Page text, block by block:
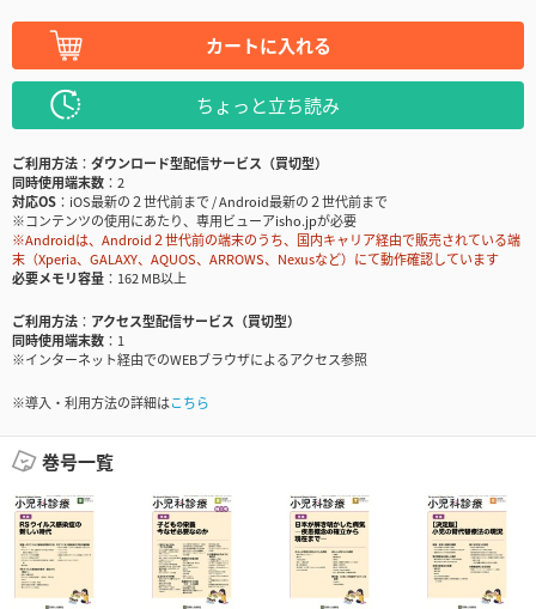
カートに入れる
ちょっと立ち読み
ご利用方法
ダウンロード型配信サービス（買切型）
同時使用端末数
2
対応OS
iOS最新の２世代前まで / Android最新の２世代前まで
※コンテンツの使用にあたり、専用ビューアisho.jpが必要
※Androidは、Android２世代前の端末のうち、国内キャリア経由で販売されている端
末（Xperia、GALAXY、AQUOS、ARROWS、Nexusなど）にて動作確認しています
必要メモリ容量
162 MB以上
ご利用方法
アクセス型配信サービス（買切型）
同時使用端末数
1
※インターネット経由でのWEBブラウザによるアクセス参照
※導入・利用方法の詳細はこちら
巻号一覧